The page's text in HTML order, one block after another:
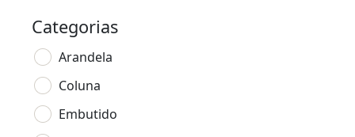
Categorias
Arandela
Coluna
Embutido